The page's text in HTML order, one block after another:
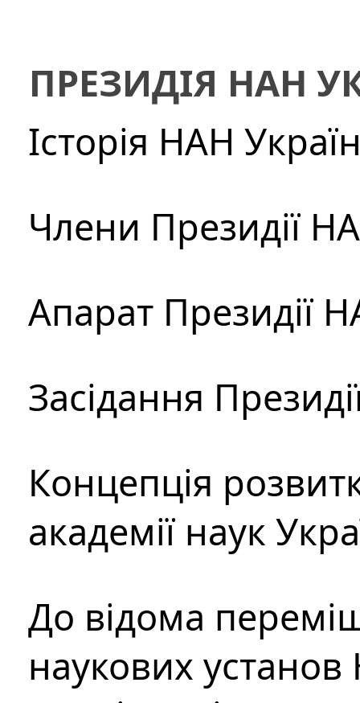
ПРЕЗИДІЯ НАН
Історія НАН
Члени Президії
Апарат Президії
Засідання
Концепція
академії наук
До відома
наукових установ